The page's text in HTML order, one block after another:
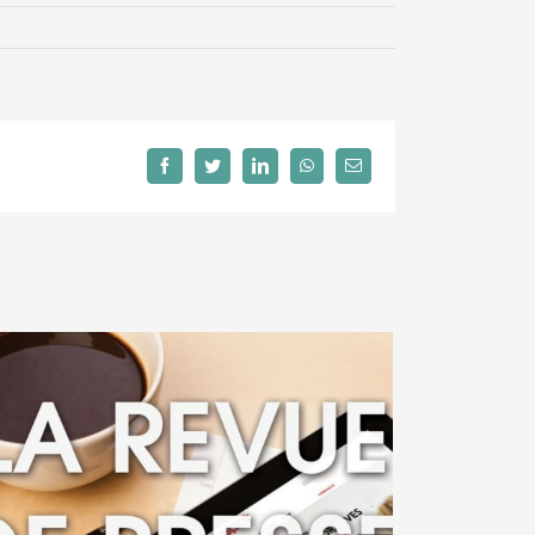
FacebookTwitterLinkedInWhatsAppEmail